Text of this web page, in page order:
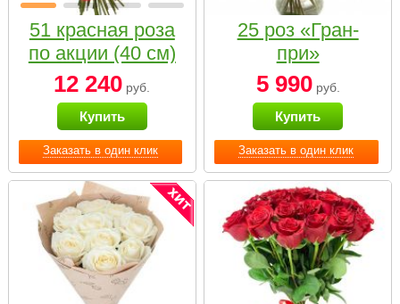
Заказать в один клик
51 красная роза
по акции (40 см)
12 240 руб.
Купить
Заказать в один клик
25 роз «Гран-
при»
5 990руб.
Купить